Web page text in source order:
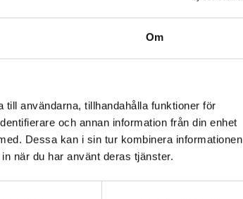
Om
användarna, tillhandahålla funktioner för
och annan information från din enhet
Dessa kan i sin tur kombinera informationen
när du har använt deras tjänster.
via en
utanför